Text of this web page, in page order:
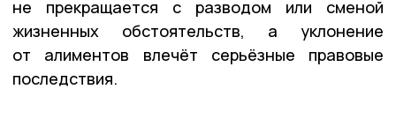
не прекращается с разводом или сменой
жизненных обстоятельств, а уклонение
от алиментов влечёт серьёзные правовые
последствия.